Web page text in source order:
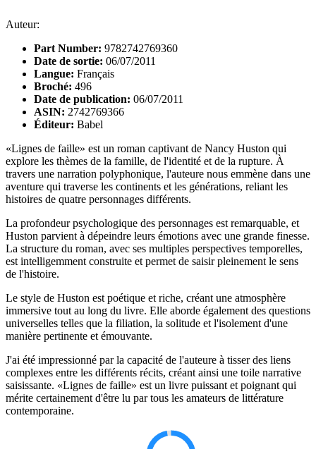
Auteur:
Part Number: 9782742769360
Date de sortie: 06/07/2011
Langue: Français
Broché: 496
Date de publication: 06/07/2011
ASIN: 2742769366
Éditeur: Babel
«Lignes de faille» est un roman captivant de Nancy Huston qui
explore les thèmes de la famille, de l'identité et de la rupture. À
travers une narration polyphonique, l'auteure nous emmène dans une
aventure qui traverse les continents et les générations, reliant les
histoires de quatre personnages différents.
La profondeur psychologique des personnages est remarquable, et
Huston parvient à dépeindre leurs émotions avec une grande finesse.
La structure du roman, avec ses multiples perspectives temporelles,
est intelligemment construite et permet de saisir pleinement le sens
de l'histoire.
Le style de Huston est poétique et riche, créant une atmosphère
immersive tout au long du livre. Elle aborde également des questions
universelles telles que la filiation, la solitude et l'isolement d'une
manière pertinente et émouvante.
J'ai été impressionné par la capacité de l'auteure à tisser des liens
complexes entre les différents récits, créant ainsi une toile narrative
saisissante. «Lignes de faille» est un livre puissant et poignant qui
mérite certainement d'être lu par tous les amateurs de littérature
contemporaine.